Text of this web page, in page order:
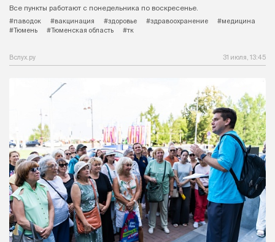
Все пункты работают с понедельника по воскресенье.
#паводок
#вакцинация #здоровье #здравоохранение
#медицина
#Тюмень
#Тюменская область #тк
Вслух.ру 31 июля, 13:45